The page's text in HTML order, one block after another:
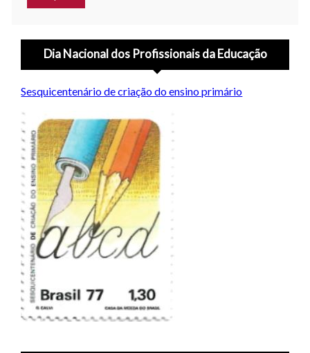
Dia Nacional dos Profissionais da Educação
Sesquicentenário de criação do ensino primário